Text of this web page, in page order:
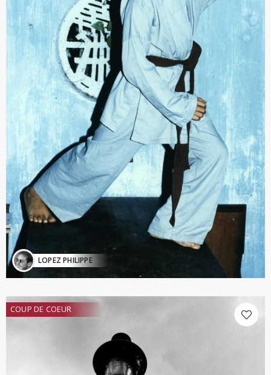
LOPEZ PHILIPPE
COUP DE COEUR